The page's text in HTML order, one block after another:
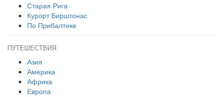
Старая Рига
Курорт Бирштонас
По Прибалтике
ПУТЕШЕСТВИЯ
Азия
Америка
Африка
Европа